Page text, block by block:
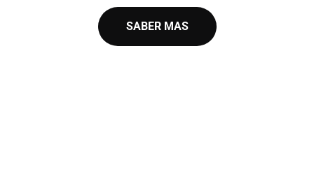
SABER MAS